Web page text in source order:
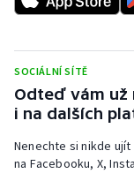
Stolní tenis
Triatlon
Veslování
SOCIÁLNÍ SÍTĚ
Odteď vám už
i na dalších
Nenechte si nikde
na Facebooku, X,